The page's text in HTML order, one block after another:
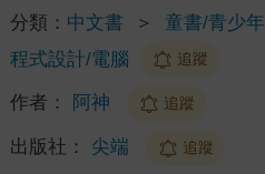
分類： 中文書 ＞ 童書/青少年
程式設計/電腦
追蹤
作者： 阿神 追蹤
出版社： 尖端 追蹤